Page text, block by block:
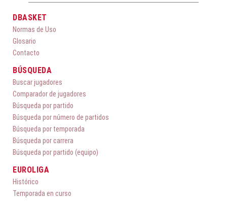
DBASKET
Normas de Uso
Glosario
Contacto
BÚSQUEDA
Buscar jugadores
Comparador de jugadores
Búsqueda por partido
Búsqueda por número de partidos
Búsqueda por temporada
Búsqueda por carrera
Búsqueda por partido (equipo)
EUROLIGA
Histórico
Temporada en curso